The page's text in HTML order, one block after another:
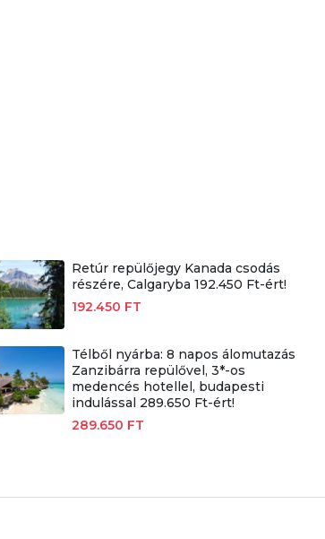
Retúr repülőjegy Kanada csodás
részére, Calgaryba 192.450 Ft-ért!
192.450 FT
Télből nyárba: 8 napos álomutazás
Zanzibárra repülővel, 3*-os
medencés hotellel, budapesti
indulással 289.650 Ft-ért!
289.650 FT